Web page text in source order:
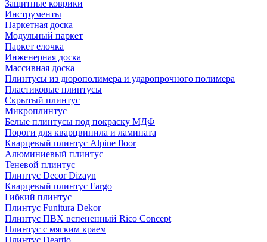
Защитные коврики
Инструменты
Паркетная доска
Модульный паркет
Паркет елочка
Инженерная доска
Массивная доска
Плинтусы из дюрополимера и ударопрочного полимера
Пластиковые плинтусы
Скрытый плинтус
Микроплинтус
Белые плинтусы под покраску МДФ
Пороги для кварцвинила и ламината
Кварцевый плинтус Alpine floor
Алюминиевый плинтус
Теневой плинтус
Плинтус Decor Dizayn
Кварцевый плинтус Fargo
Гибкий плинтус
Плинтус Funitura Dekor
Плинтус ПВХ вспененный Rico Concept
Плинтус с мягким краем
Плинтус Deartio